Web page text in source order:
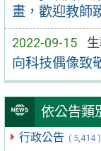
畫，歡迎教師
2022-09-15
向科技偶像致
依公告類
行政公告 ( 5,414 )